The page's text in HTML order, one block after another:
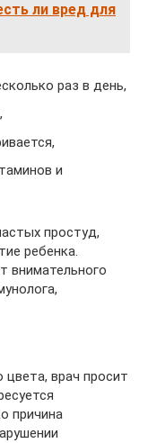
ли вред для
раз в день,
и
простуд,
ребенка.
внимательного
цвета, врач просит
причина